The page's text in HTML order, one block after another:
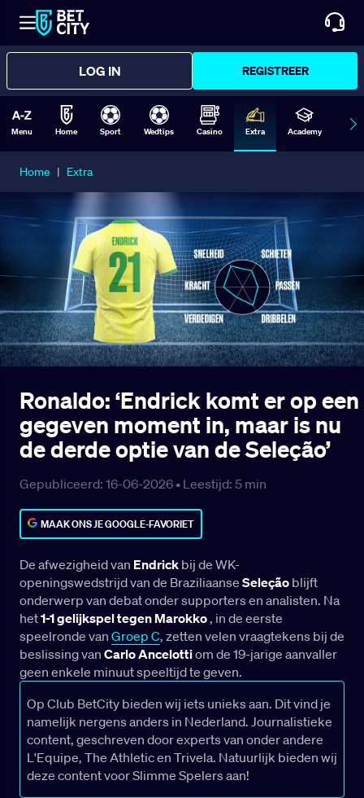
LOG IN REGISTREER
Menu Home Sport Wedtips Casino Extra Academy
Home | Extra
Ronaldo: ‘Endrick komt er op een
gegeven moment in, maar is nu
de derde optie van de Seleção’
Gepubliceerd: 16-06-2026 • Leestijd: 5 min
MAAK ONS JE GOOGLE-FAVORIET
De afwezigheid van Endrick bij de WK-
openingswedstrijd van de Braziliaanse Seleção blijft
onderwerp van debat onder supporters en analisten. Na
het1-1 gelijkspel tegen Marokko, in de eerste
speelronde van Groep C, zetten velen vraagtekens bij de
beslissing van Carlo Ancelottiom de 19-jarige aanvaller
geen enkele minuut speeltijd te geven.
Op Club BetCity bieden wij iets unieks aan. Dit vind je
namelijk nergens anders in Nederland. Journalistieke
content, geschreven door experts van onder andere
L'Equipe, The Athletic en Trivela. Natuurlijk bieden wij
deze content voor Slimme Spelers aan!